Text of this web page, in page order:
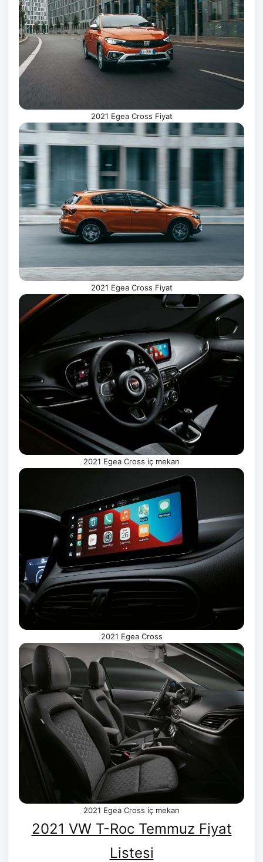
2021 Egea Cross Fiyat
2021 Egea Cross Fiyat
2021 Egea Cross iç mekan
2021 Egea Cross
2021 Egea Cross iç mekan
2021 VW T-Roc Temmuz Fiyat
Listesi